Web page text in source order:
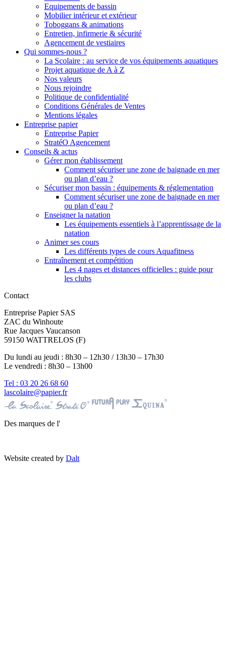
Equipements de bassin
Mobilier intérieur et extérieur
Toboggans & animations
Entretien, infirmerie & sécurité
Agencement de vestiaires
Qui sommes-nous ?
La Scolaire : au service de vos équipements aquatiques
Projet aquatique de A à Z
Nos valeurs
Nous rejoindre
Politique de confidentialité
Conditions Générales de Ventes
Mentions légales
Entreprise papier
Entreprise Papier
StratéO Agencement
Conseils & actus
Gérer mon établissement
Comment sécuriser une zone de baignade en mer
ou plan d’eau ?
Sécuriser mon bassin : équipements & réglementation
Comment sécuriser une zone de baignade en mer
ou plan d’eau ?
Enseigner la natation
Les équipements essentiels à l’apprentissage de la
natation
Animer ses cours
Les différents types de cours Aquafitness
Entraînement et compétition
Les 4 nages et distances officielles : guide pour
les clubs
Contact
Entreprise Papier SAS
ZAC du Winhoute
Rue Jacques Vaucanson
59150 WATTRELOS (F)
Du lundi au jeudi : 8h30 – 12h30 / 13h30 – 17h30
Le vendredi : 8h30 – 13h00
Tel : 03 20 26 68 60
lascolaire@papier.fr
Des marques de l'
Website created by Dalt